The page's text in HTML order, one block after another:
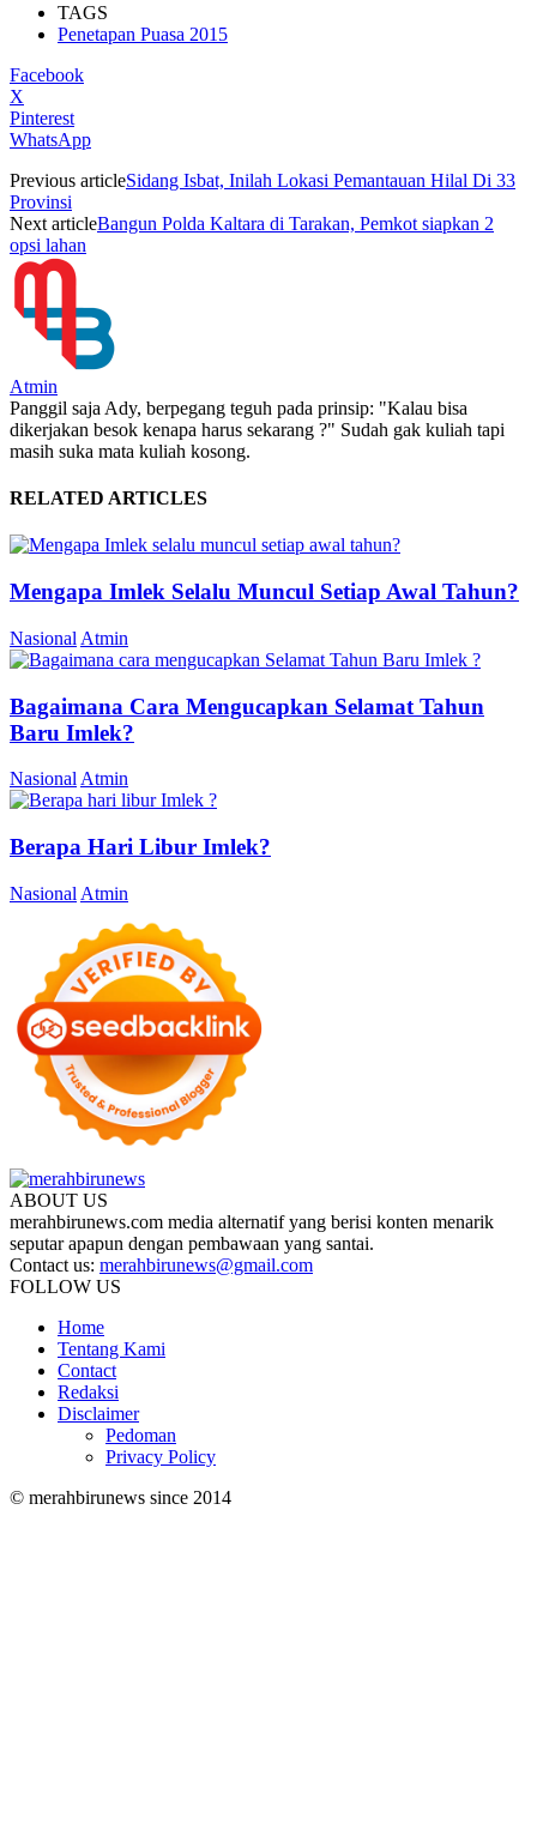
TAGS
Penetapan Puasa 2015
Facebook
X
Pinterest
WhatsApp
Previous articleSidang Isbat, Inilah Lokasi Pemantauan Hilal Di 33
Provinsi
Next articleBangun Polda Kaltara di Tarakan, Pemkot siapkan 2
opsi lahan
Atmin
Panggil saja Ady, berpegang teguh pada prinsip: "Kalau bisa
dikerjakan besok kenapa harus sekarang ?" Sudah gak kuliah tapi
masih suka mata kuliah kosong.
RELATED ARTICLES
Mengapa Imlek Selalu Muncul Setiap Awal Tahun?
Nasional Atmin
Bagaimana Cara Mengucapkan Selamat Tahun
Baru Imlek?
Nasional Atmin
Berapa Hari Libur Imlek?
Nasional Atmin
ABOUT US
merahbirunews.com media alternatif yang berisi konten menarik
seputar apapun dengan pembawaan yang santai.
Contact us: merahbirunews@gmail.com
FOLLOW US
Home
Tentang Kami
Contact
Redaksi
Disclaimer
Pedoman
Privacy Policy
© merahbirunews since 2014